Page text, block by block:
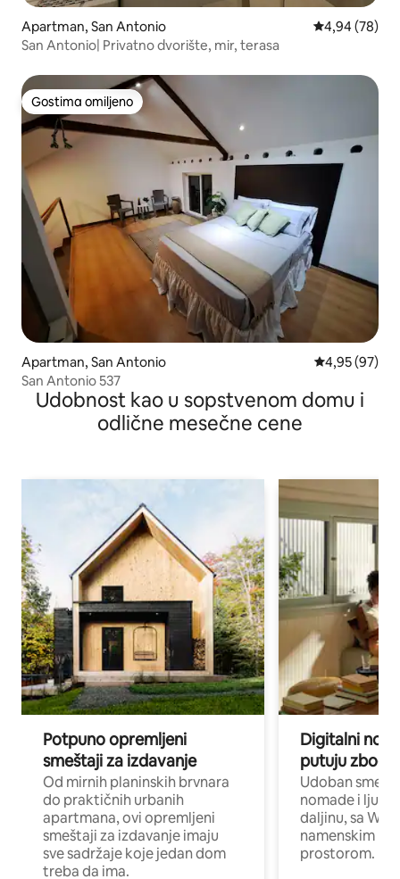
Apartman, San Antonio Prosečna
4,94 (78)
San Antonio| Privatno dvorište, mir, terasa
Gostima omiljeno
Gostima omiljeno
Apartman, San Antonio Prosečna
4,95 (97)
San Antonio 537
Udobnost kao u sopstvenom domu i
odlične mesečne cene
Potpuno opremljeni
smeštaji za izdavanje
Od mirnih planinskih brvnara
do praktičnih urbanih
apartmana, ovi opremljeni
smeštaji za izdavanje imaju
sve sadržaje koje jedan dom
treba da ima.
Digitalni
putuju zbog
Udoban
nomade i ljude
daljinu, sa Wi-
namenskim
prostorom.